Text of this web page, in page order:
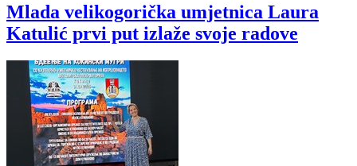
Mlada velikogorička umjetnica Laura
Katulić prvi put izlaže svoje radove